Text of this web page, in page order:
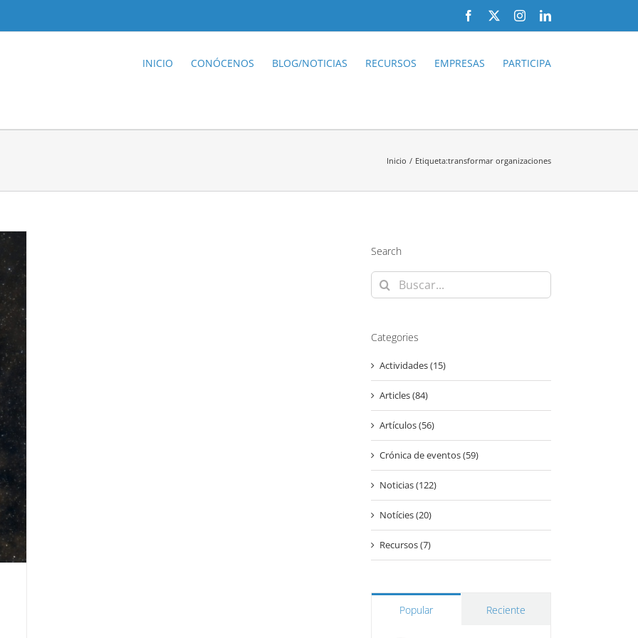
Facebook InstagramLinkedIn
INICIO CONÓCENOS BLOG/NOTICIAS RECURSOS EMPRESAS PARTICIPA
Inicio Etiqueta:transformar organizaciones
Search
Buscar:
Categories
Actividades (15)
Articles (84)
Artículos (56)
Crónica de eventos (59)
Noticias (122)
Notícies (20)
Recursos (7)
Popular Reciente